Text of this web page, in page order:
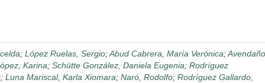
; López Ruelas, Sergio;Abud Cabrera, María Verónica;Avendaño
Karina; Schütte González, Daniela Eugenia; Rodríguez
; Luna Mariscal, Karla Xiomara; Naró, Rodolfo; Rodríguez Gallardo,